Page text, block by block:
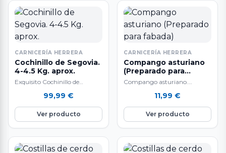
CARNICERÍA HERRERA
Cochinillo de Segovia.
4-4.5 Kg. aprox.
Exquisito Cochinillo de
alimentado sólo de leche
materna con un peso…
99,99 €
Ver producto
CARNICERÍA HERRERA
Compango asturiano
(Preparado para
fabada)
Compango asturiano.
lacón, chorizo, morcilla,
panceta salada y lacón
asturiano…
11,99 €
Ver producto